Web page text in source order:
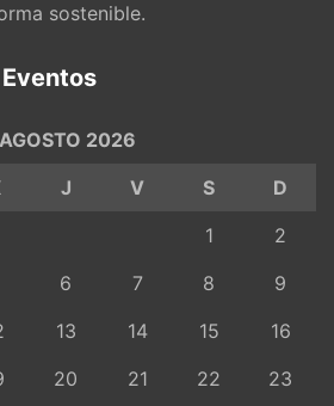
sostenible.
AGOSTO 2026
J V S
D
1
2
6 7 8
9
13 14 15
16
20 21 22
23